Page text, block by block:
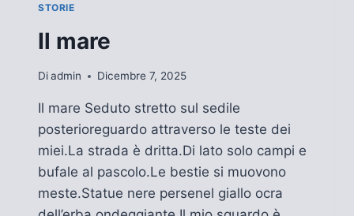
STORIE
Il mare
Diadmin Dicembre 7, 2025
Il mare Seduto stretto sul sedile
posterioreguardo attraverso le teste dei
miei.La strada è dritta.Di lato solo campi e
bufale al pascolo.Le bestie si muovono
meste.Statue nere persenel giallo ocra